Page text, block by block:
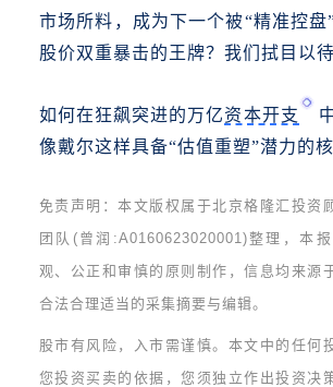
市场所料，成为下一个被“精准控盘
股价双重暴击的王牌？我们拭目以待
如何在狂飙突进的万亿资本开支
像戴尔这样具备“估值重塑”潜力的核
免责声明：本文版权属于北京格隆汇投资
团队(曾润:A0160623020001)整理，本
观、公正和审慎的原则制作，信息均来源
合法合理适当的采集摘要与编辑。
股市有风险，入市需谨慎。本文中的任何
您投资买卖的依据，您须独立作出投资决